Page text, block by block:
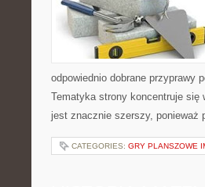
odpowiednio dobrane przyprawy
Tematyka strony koncentruje się
jest znacznie szerszy,
CATEGORIES: GRY PLANSZOWE